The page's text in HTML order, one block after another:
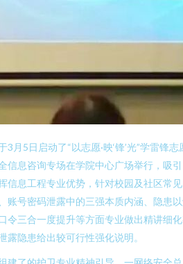
月5日启动了“以志愿·映‘锋’光”学雷锋志
信息咨询专场在学院中心广场举行，吸
信息工程专业优势，针对校园及社区常
账号密码泄露中的三强本质内涵、隐患
令三合一度提升等方面专业做出精讲细
隐患给出较可行性强化说明。